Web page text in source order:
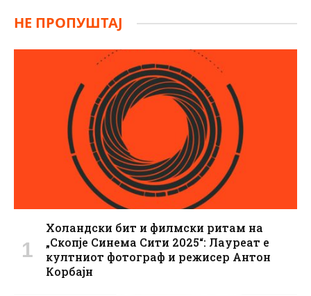
НЕ ПРОПУШТАЈ
Холандски бит и филмски ритам на
„Скопје Синема Сити 2025“: Лауреат е
култниот фотограф и режисер Антон
Корбајн